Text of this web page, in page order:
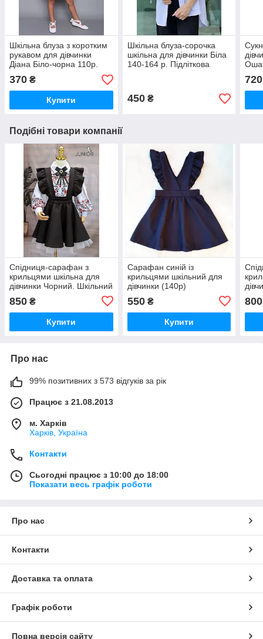
Шкільна блуза з коротким
рукавом для дівчинки
Діана Біло-чорна 110р.
370 ₴
Купити
Шкільна блуза-сорочка
шкільна для дівчинки Біла
140-164 р. Підліткова
450₴
720
Подібні товари компанії
Спідниця-сарафан з
крильцями шкільна для
дівчинки Чорний. Шкільний
850 ₴
Купити
Сарафан синій із
крильцями шкільний для
дівчинки (140р)
550₴
Купити
800
Про нас
99% позитивних з 573 відгуків за рік
Працює з 21.08.2013
м. Харків
Харків, Україна
Контакти
Сьогодні працює з 10:00 до 18:00
Показати весь графік роботи
Про нас
Контакти
Доставка та оплата
Графік роботи
Повна версія сайту